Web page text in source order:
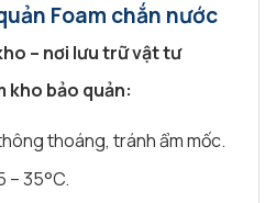
Foam chắn nước
– nơi lưu trữ vật tư
kho bảo quản:
thoáng, tránh ẩm mốc.
– 35°C.